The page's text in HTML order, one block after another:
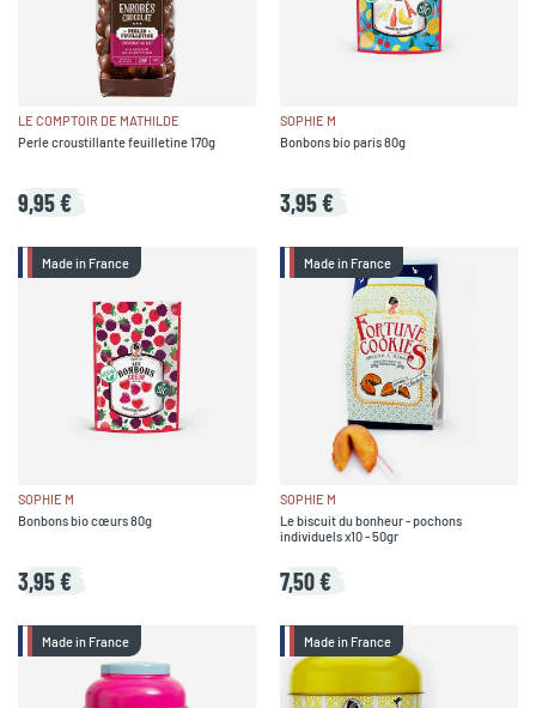
LE COMPTOIR DE MATHILDE
Perle croustillante feuilletine 170g
9,95 €
SOPHIE M
Bonbons bio paris 80g
3,95 €
Made in France
SOPHIE M
Bonbons bio cœurs 80g
3,95 €
Made in France
SOPHIE M
Le biscuit du bonheur - pochons
individuels x10 - 50gr
7,50 €
Made in France Made in France